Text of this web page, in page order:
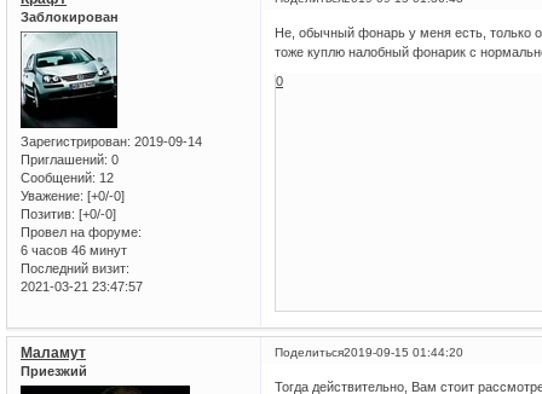
Заблокирован
Зарегистрирован: 2019-09-14
Приглашений: 0
Сообщений: 12
Уважение: [+0/-0]
Позитив: [+0/-0]
Провел на форуме:
6 часов 46 минут
Последний визит:
2021-03-21 23:47:57
Не, обычный фонарь у меня есть, только
тоже куплю налобный фонарик с
0
Поделиться2019-09-15 01:44:20
Маламут
Приезжий
Тогда действительно, Вам стоит